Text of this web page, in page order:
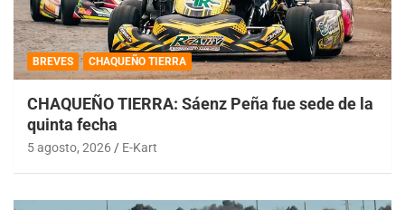
BREVES CHAQUEÑO TIERRA
CHAQUEÑO TIERRA: Sáenz Peña fue sede de la
quinta fecha
5 agosto, 2026 E-Kart